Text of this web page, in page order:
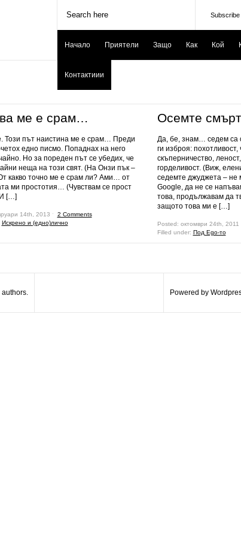
Subscribe
Начало Приятели Защо Как Кой
Контактиии
ме е срам…
Този път наистина ме е срам… Преди
едно писмо. Попаднах на него
Но за пореден път се убедих, че
неща на този свят. (На Онзи пък –
какво точно ме е срам ли? Ами… от
ми простотия… (Чувствам се прост
И […]
14th, 2013 ˑ 2 Comments
Искрено и (едно)лично
Осемте
Да, бе, знам… седем са
ги изброя: похотливост,
скъперничество,
горделивост. (Виж,
седемте джуджета – не
Google, да не се
това, продължавам да
защото това ми е […]
Posted: октомври 24th, 2011
Filled under: Под Ego-то
Powered by